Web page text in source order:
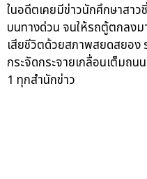
ในอดีตเคยมีข่าวนักศึกษาสา
บนทางด่วน จนให้รถตู้ตกลงม
เสียชีวิตด้วยสภาพสยดสยอง
กระจัดกระจายเกลื่อนเต็มถ
1 ทุกสำนักข่าว